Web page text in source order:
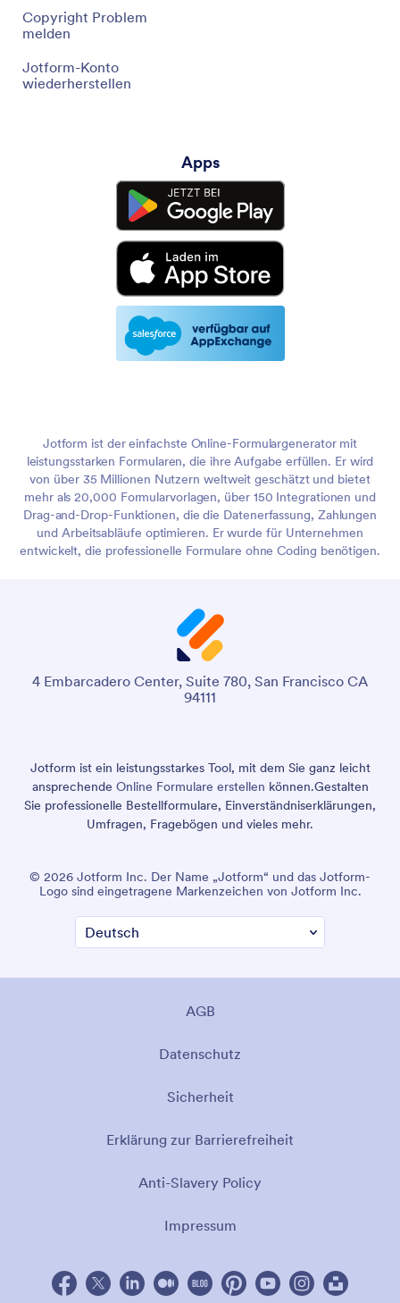
Copyright Problem
melden
Jotform-Konto
wiederherstellen
Apps
Jotform ist der einfachste Online-Formulargenerator mit
leistungsstarken Formularen, die ihre Aufgabe erfüllen. Er wird
von über 35 Millionen Nutzern weltweit geschätzt und bietet
mehr als 20,000 Formularvorlagen, über 150 Integrationen und
Drag-and-Drop-Funktionen, die die Datenerfassung, Zahlungen
und Arbeitsabläufe optimieren. Er wurde für Unternehmen
entwickelt, die professionelle Formulare ohne Coding benötigen.
4 Embarcadero Center, Suite 780, San Francisco CA
94111
Jotform ist ein leistungsstarkes Tool, mit dem Sie ganz leicht
ansprechende Online Formulare erstellen können.Gestalten
Sie professionelle Bestellformulare, Einverständniserklärungen,
Umfragen, Fragebögen und vieles mehr.
© 2026 Jotform Inc. Der Name „Jotform“ und das Jotform-
Logo sind eingetragene Markenzeichen von Jotform Inc.
AGB
Datenschutz
Sicherheit
Erklärung zur Barrierefreiheit
Anti-Slavery Policy
Impressum